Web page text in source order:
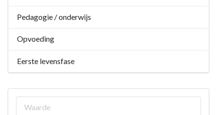
Pedagogie / onderwijs
Opvoeding
Eerste levensfase